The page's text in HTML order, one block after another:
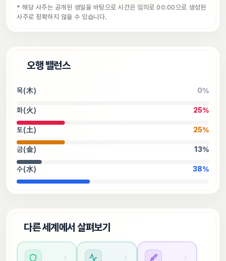
* 해당 사주는 공개된 생일을 바탕으로 시간은 임의로 00:00으로 생성된
사주로 정확하지 않을 수 있습니다.
오행 밸런스
목(木) 0%
화(火) 25%
토(土) 25%
금(金) 13%
수(水) 38%
다른 세계에서 살펴보기